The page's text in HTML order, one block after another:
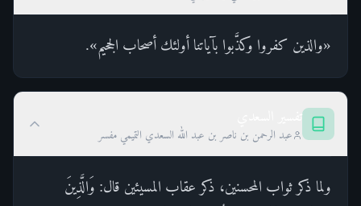
«والذين كفروا وكذَّبوا بآياتنا أولئك أصحاب الجحيم».
عبد الرحمن بن ناصر بن عبد الله السعدي التميمي مفسر
ولما ذكر ثواب المحسنين، ذكر عقاب المسيئين قال: وَالَّذِينَ